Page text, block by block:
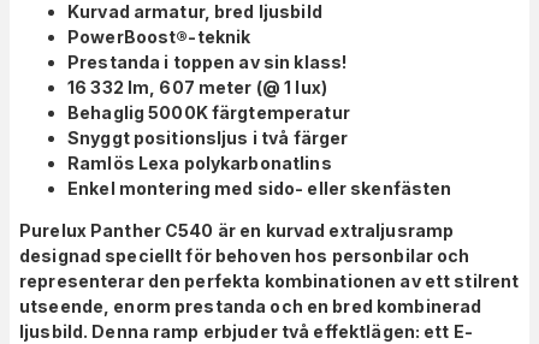
Kurvad armatur, bred ljusbild
PowerBoost®-teknik
Prestanda i toppen av sin klass!
16 332 lm, 607 meter (@ 1 lux)
Behaglig 5000K färgtemperatur
Snyggt positionsljus i två färger
Ramlös Lexa polykarbonatlins
Enkel montering med sido- eller skenfästen
Purelux Panther C540 är en kurvad extraljusramp
designad speciellt för behoven hos personbilar och
representerar den perfekta kombinationen av ett stilrent
utseende, enorm prestanda och en bred kombinerad
ljusbild. Denna ramp erbjuder två effektlägen: ett E-